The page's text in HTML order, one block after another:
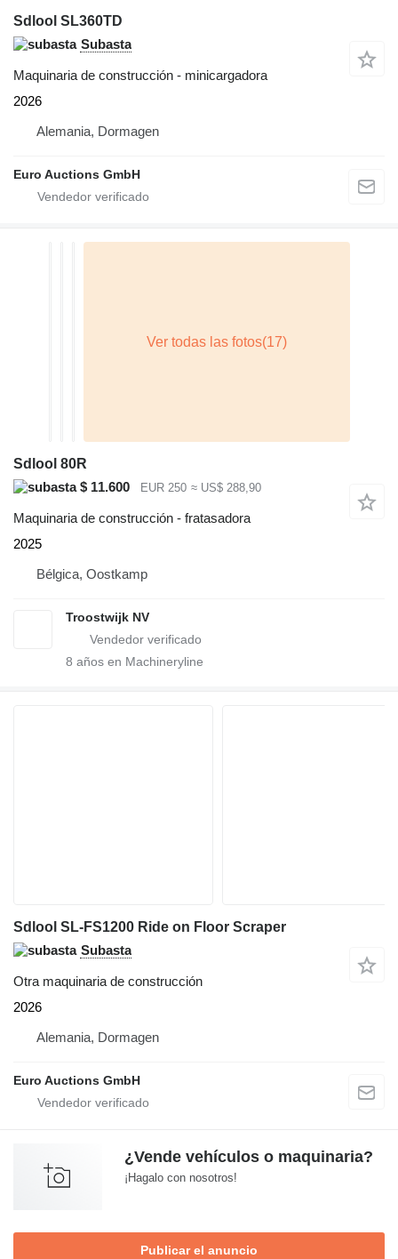
Sdlool SL360TD
Subasta
Maquinaria de construcción - minicargadora
2026
Alemania, Dormagen
Euro Auctions GmbH
Sdlool 80R
$ 11.600
EUR 250 ≈ US$ 288,90
Maquinaria de construcción - fratasadora
2025
Bélgica, Oostkamp
Troostwijk NV
8 años en Machineryline
Sdlool SL-FS1200 Ride on Floor Scraper
Subasta
Otra maquinaria de construcción
2026
Alemania, Dormagen
Euro Auctions GmbH
¿Vende vehículos o maquinaria?
¡Hagalo con nosotros!
Publicar el anuncio